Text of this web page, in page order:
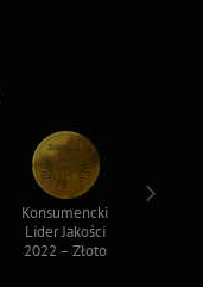
Konsumencki
Lider Jakości
2022 – Złoto